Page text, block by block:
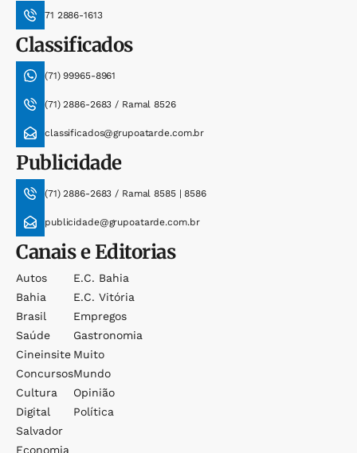
71 2886-1613
Classificados
(71) 99965-8961
(71) 2886-2683 / Ramal 8526
classificados@grupoatarde.com.br
Publicidade
(71) 2886-2683 / Ramal 8585 | 8586
publicidade@grupoatarde.com.br
Canais e Editorias
Autos
Bahia
Brasil
Saúde
Cineinsite
Concursos
Cultura
Digital
Salvador
Economia
E.c. Bahia
E.c. Vitória
Empregos
Gastronomia
Muito
Mundo
Opinião
Política